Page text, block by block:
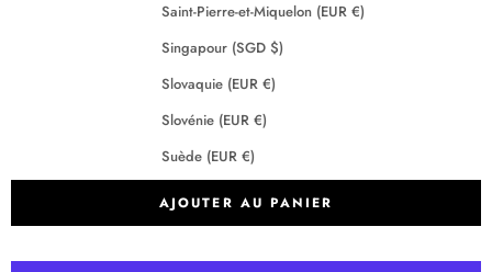
AJOUTER AU PANIER
Saint-Pierre-et-Miquelon (EUR €)
Singapour (SGD $)
Slovaquie (EUR €)
Slovénie (EUR €)
Suède (EUR €)
Suisse (CHF CHF)
Tchéquie (EUR €)
Terres australes françaises (EUR €)